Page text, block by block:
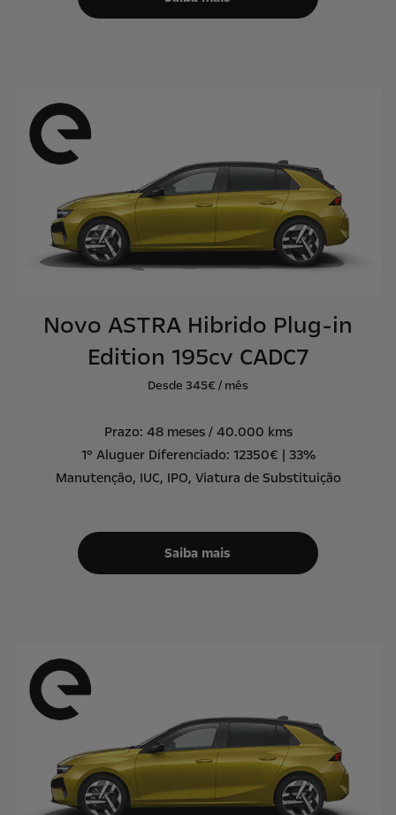
Novo ASTRA Hibrido Plug-in
Edition 195cv CADC7
Desde 345€ / mês
Prazo: 48 meses / 40.000 kms
1º Aluguer Diferenciado: 12350€ | 33%
Manutenção, IUC, IPO, Viatura de Substituição
Saiba mais